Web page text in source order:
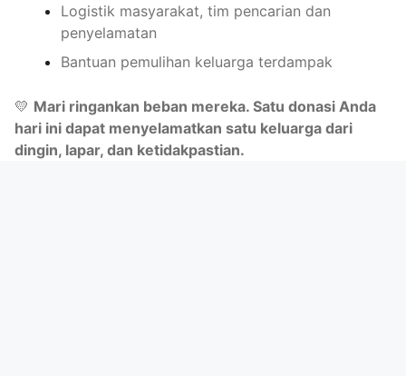
Logistik masyarakat, tim pencarian dan
penyelamatan
Bantuan pemulihan keluarga terdampak
💛 Mari ringankan beban mereka. Satu donasi Anda
hari ini dapat menyelamatkan satu keluarga dari
dingin, lapar, dan ketidakpastian.